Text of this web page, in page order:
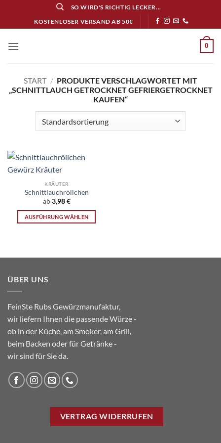
springen
SO WIRD'S RICHTIG LECKER...
KOSTENLOSER VERSAND AB 50€
0
START / PRODUKTE VERSCHLAGWORTET MIT
„SCHNITTLAUCH GETROCKNET GEFRIERGETROCKNET
KAUFEN“
KRÄUTER
Schnittlauchröllchen
ab3,98€
AUSFÜHRUNG WÄHLEN
mehrere
können
auf
der
Produktseite
gewählt
ÜBER UNS
FeinSte Rubs Gewürzmanufaktur,
wir liefern Ihnen die passende Würze -
ob in der Küche, am Smoker, am Grill,
beim Backen oder für Getränke -
wir sind für Sie da.
VERTRAG WIDERRUFEN